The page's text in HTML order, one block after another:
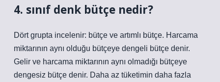
4. sınıf denk bütçe nedir?
Dört grupta incelenir: bütçe ve artımlı bütçe. Harcama
miktarının aynı olduğu bütçeye dengeli bütçe denir.
Gelir ve harcama miktarının aynı olmadığı bütçeye
dengesiz bütçe denir. Daha az tüketimin daha fazla